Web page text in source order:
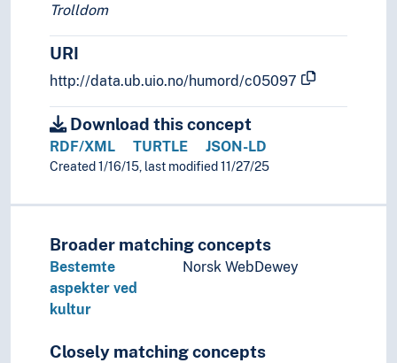
Trolldom
URI
http://data.ub.uio.no/humord/c05097
Download this concept
RDF/XML TURTLE JSON-LD
Created 1/16/15, last modified 11/27/25
Broader matching concepts
Bestemte
aspekter ved
kultur
Norsk WebDewey
Closely matching concepts